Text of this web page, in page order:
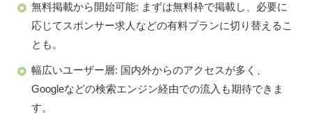
無料掲載から開始可能: まずは無料枠で掲載し、必要に
応じてスポンサー求人などの有料プランに切り替えるこ
とも。
幅広いユーザー層: 国内外からのアクセスが多く、
Googleなどの検索エンジン経由での流入も期待できま
す。